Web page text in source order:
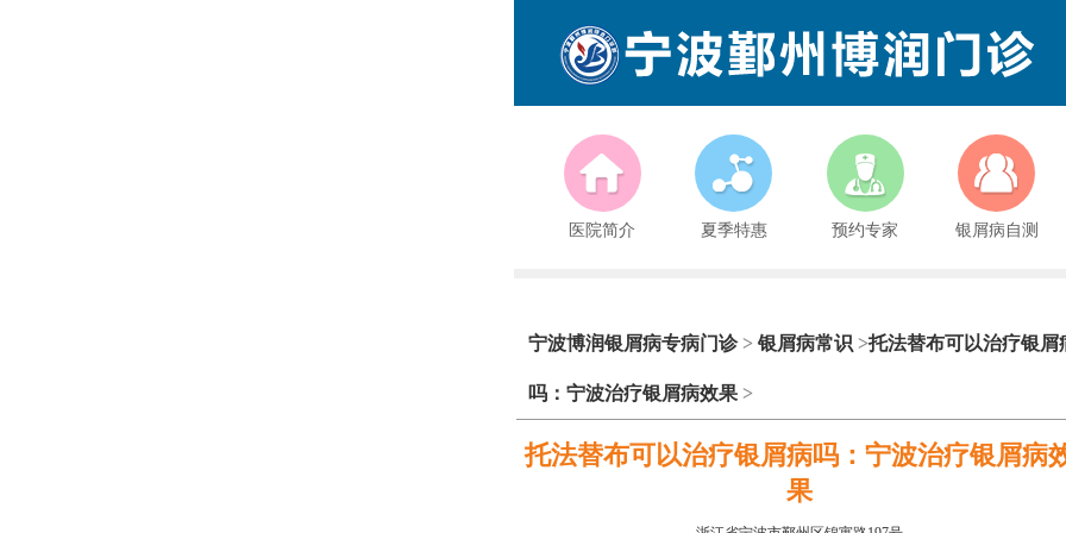
医院简介 夏季特惠 预约专家 银屑病自测
宁波博润银屑病专病门诊 > 银屑病常识 >托法替布可以治疗银屑
吗：宁波治疗银屑病效果 >
托法替布可以治疗银屑病吗：宁波治疗银屑病
果